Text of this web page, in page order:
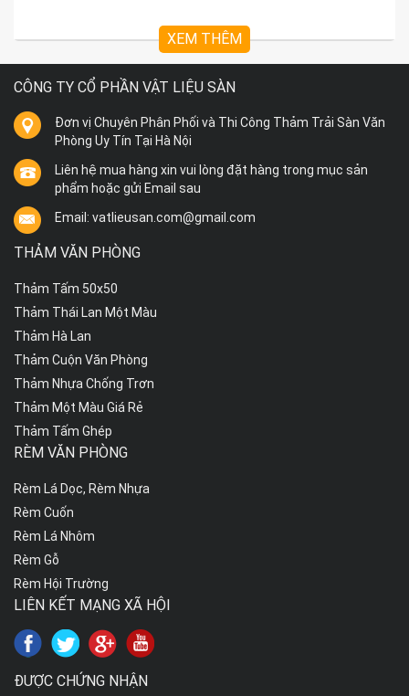
XEM THÊM
CÔNG TY CỔ PHẦN VẬT LIỆU SÀN
Đơn vị Chuyên Phân Phối và Thi Công Thảm Trải Sàn Văn
Phòng Uy Tín Tại Hà Nội
Liên hệ mua hàng xin vui lòng đặt hàng trong mục sản
phẩm hoặc gửi Email sau
Email: vatlieusan.com@gmail.com
THẢM VĂN PHÒNG
Thảm Tấm 50x50
Thảm Thái Lan Một Màu
Thảm Hà Lan
Thảm Cuộn Văn Phòng
Thảm Nhựa Chống Trơn
Thảm Một Màu Giá Rẻ
Thảm Tấm Ghép
RÈM VĂN PHÒNG
Rèm Lá Dọc, Rèm Nhựa
Rèm Cuốn
Rèm Lá Nhôm
Rèm Gỗ
Rèm Hội Trường
LIÊN KẾT MẠNG XÃ HỘI
ĐƯỢC CHỨNG NHẬN